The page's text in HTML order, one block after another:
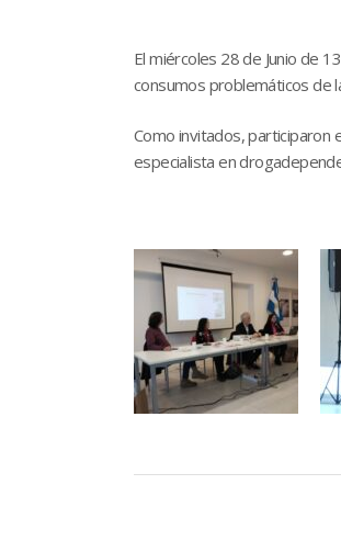
El miércoles 28 de Junio de
consumos problemáticos de
Como invitados, participaron
especialista en